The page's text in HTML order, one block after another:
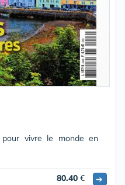
pour vivre le monde en
80.40 €
➔